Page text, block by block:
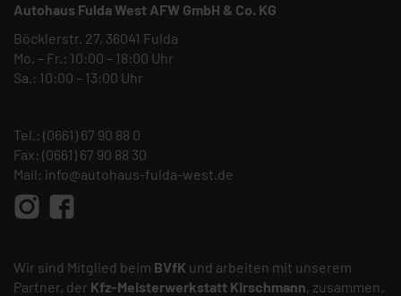
Autohaus Fulda West AFW GmbH & Co. KG
Böcklerstr. 27, 36041 Fulda
Mo. – Fr.: 10:00 – 18:00 Uhr
Sa.: 10:00 – 13:00 Uhr
Tel.: (0661) 67 90 88 0
Fax: (0661) 67 90 88 30
Mail: info@autohaus-fulda-west.de
Wir sind Mitglied beim BVfK und arbeiten mit unserem
Partner, der Kfz-Meisterwerkstatt Kirschmann, zusammen.